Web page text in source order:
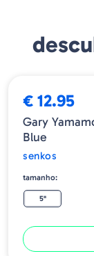
€ 12.95
Gary
Blue
senkos
tamanho:
5"